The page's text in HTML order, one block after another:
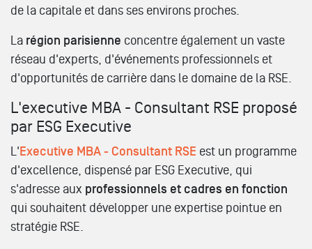
de la capitale et dans ses environs proches.
La région parisienne concentre également un vaste
réseau d'experts, d'événements professionnels et
d'opportunités de carrière dans le domaine de la RSE.
L'executive MBA - Consultant RSE proposé
par ESG Executive
L'Executive MBA - Consultant RSE est un programme
d'excellence, dispensé par ESG Executive, qui
s'adresse aux professionnels et cadres en fonction
qui souhaitent développer une expertise pointue en
stratégie RSE.